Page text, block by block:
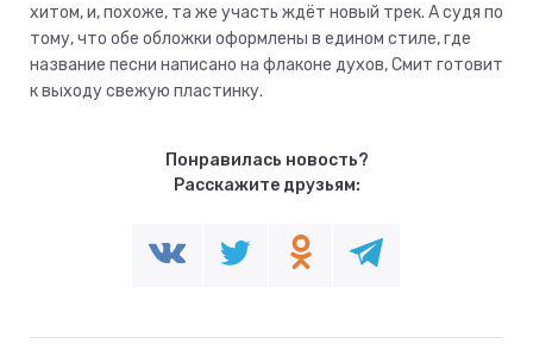
хитом, и, похоже, та же участь ждёт новый трек. А судя по
тому, что обе обложки оформлены в едином стиле, где
название песни написано на флаконе духов, Смит готовит
к выходу свежую пластинку.
Понравилась новость?
Расскажите друзьям: